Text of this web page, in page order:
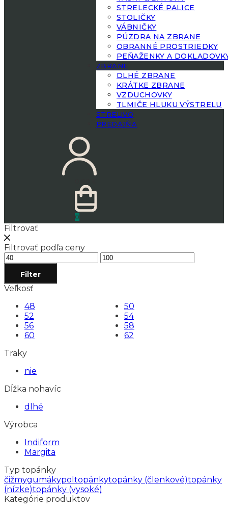
STRELECKÉ PALICE
STOLIČKY
VÁBNIČKY
PÚZDRA NA ZBRANE
OBRANNÉ PROSTRIEDKY
PEŇAŽENKY A
ZBRANE
DLHÉ ZBRANE
KRÁTKE ZBRANE
VZDUCHOVKY
TLMIČE HLUKU VÝSTRELU
STRELIVO
PREDAJŇA
0
Filtrovať
Filtrovať podľa ceny
Minimálna
cena
Maximálna
cena
Filter
Veľkosť
48
50
52
54
56
58
60
62
Traky
nie
Dĺžka nohavíc
dlhé
Výrobca
Indiform
Margita
Typ topánky
čižmygumákypoltopánkytopánky (členkové)topánky
(nízke)topánky (vysoké)
Kategórie produktov